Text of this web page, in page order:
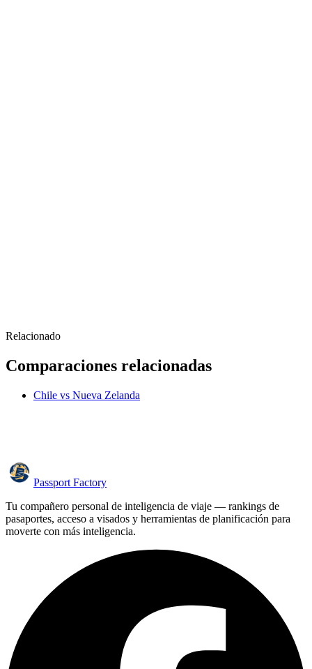
Relacionado
Comparaciones relacionadas
Chile vs Nueva Zelanda
Passport Factory
Tu compañero personal de inteligencia de viaje — rankings de
pasaportes, acceso a visados y herramientas de planificación para
moverte con más inteligencia.